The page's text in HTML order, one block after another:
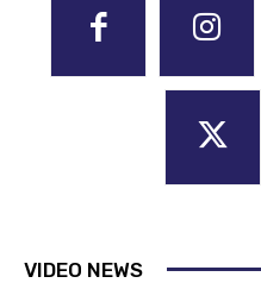
VIDEO NEWS